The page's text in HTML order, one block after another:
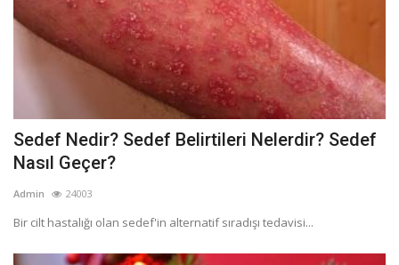
Sedef Nedir? Sedef Belirtileri Nelerdir? Sedef
Nasıl Geçer?
Admin 24003
Bir cilt hastalığı olan sedef'in alternatif sıradışı tedavisi...